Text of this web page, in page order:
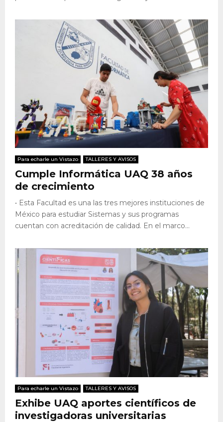
Para echarle un Vistazo TALLERES Y AVISOS
Cumple Informática UAQ 38 años
de crecimiento
• Esta Facultad es una las tres mejores instituciones de
México para estudiar Sistemas y sus programas
cuentan con acreditación de calidad. En el marco...
Para echarle un Vistazo TALLERES Y AVISOS
Exhibe UAQ aportes científicos de
investigadoras universitarias